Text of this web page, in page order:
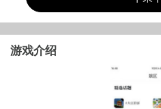
游戏介绍